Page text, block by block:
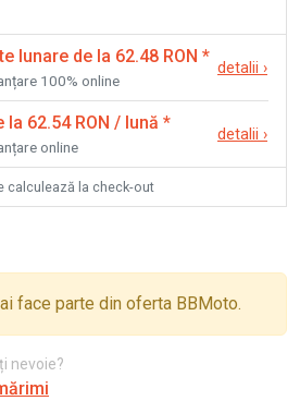
lunare de la 62.48 RON *
100% online
detalii ›
la 62.54 RON / lună *
online
detalii ›
calculează la check-out
face parte din oferta BBMoto.
nevoie?